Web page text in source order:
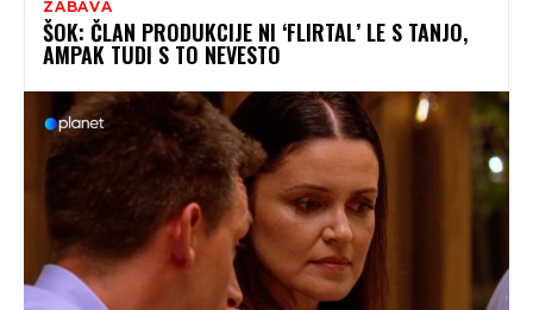
ZABAVA
ŠOK: ČLAN PRODUKCIJE NI ‘FLIRTAL’ LE S TANJO,
AMPAK TUDI S TO NEVESTO